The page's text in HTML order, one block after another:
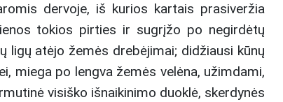
dervoje, iš kurios kartais prasiveržia
tokios pirties ir sugrįžo po negirdėtų
ligų atėjo žemės drebėjimai; didžiausi kūnų
miega po lengva žemės velėna, užimdami,
visiško išnaikinimo duoklė, skerdynės